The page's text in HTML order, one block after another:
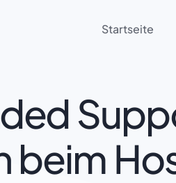
Startseite
beim